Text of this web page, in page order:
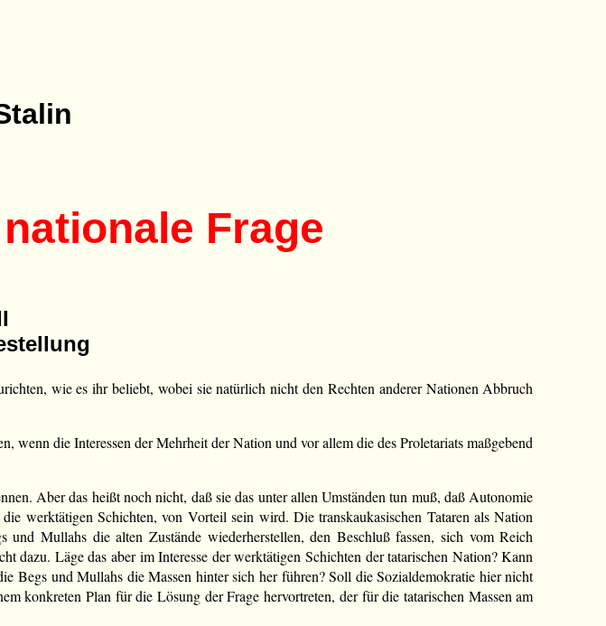
Frage
wie es ihr beliebt, wobei sie natürlich nicht den Rechten anderer Nationen Abbruch
wenn die Interessen der Mehrheit der Nation und vor allem die des Proletariats maßgebend
Aber das heißt noch nicht, daß sie das unter allen Umständen tun muß, daß Autonomie
werktätigen Schichten, von Vorteil sein wird. Die transkaukasischen Tataren als Nation
Mullahs die alten Zustände wiederherstellen, den Beschluß fassen, sich vom Reich
dazu. Läge das aber im Interesse der werktätigen Schichten der tatarischen Nation? Kann
Begs und Mullahs die Massen hinter sich her führen? Soll die Sozialdemokratie hier nicht
konkreten Plan für die Lösung der Frage hervortreten, der für die tatarischen Massen am